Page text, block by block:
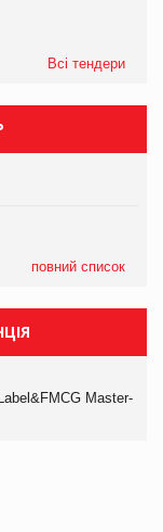
Всі тендери
повний список
Master-